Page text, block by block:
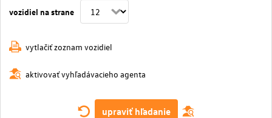
vozidiel na strane
vytlačiť zoznam vozidiel
aktivovať vyhľadávacieho agenta
upraviť hľadanie